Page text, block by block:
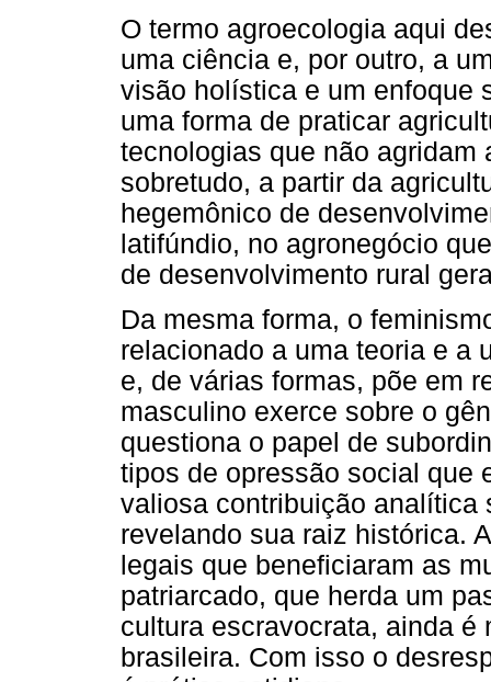
O termo agroecologia aqui
uma ciência e, por outro, a
visão holística e um enfoque
uma forma de praticar
tecnologias que não agridam
sobretudo, a partir da
hegemônico de
latifúndio, no agronegócio
de desenvolvimento rural
Da mesma forma, o
relacionado a uma teoria e a
e, de várias formas, põe em
masculino exerce sobre o
questiona o papel de
tipos de opressão social que
valiosa contribuição analítica
revelando sua raiz histórica.
legais que beneficiaram as
patriarcado, que herda um
cultura escravocrata, ainda é
brasileira. Com isso o